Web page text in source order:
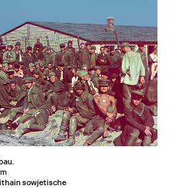
sowjetische